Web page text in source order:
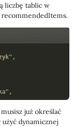
liczbę tablic w
do suchych włosów",
już określać
dynamicznej